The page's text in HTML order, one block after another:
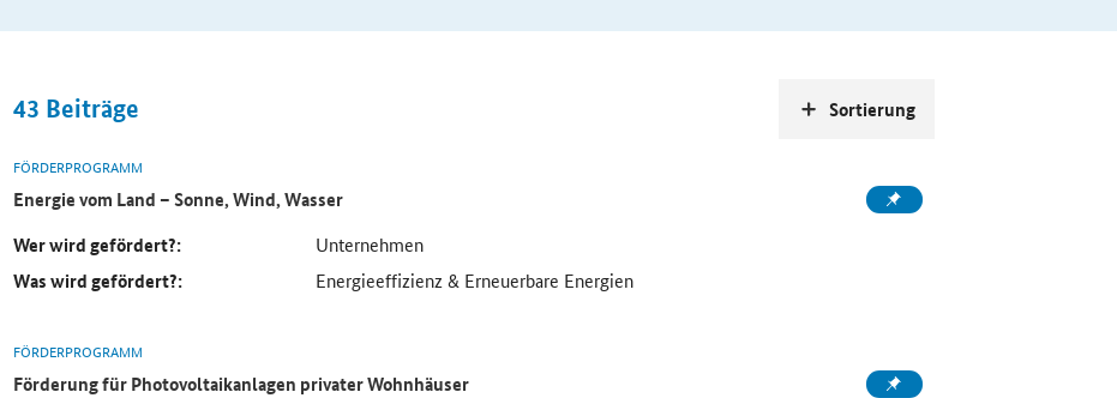
43 Beiträge
FÖRDERPROGRAMM
Energie vom Land – Sonne, Wind, Wasser
Wer wird gefördert?:
Unternehmen
Was wird gefördert?: Energieeffizienz & Erneuerbare Energien
FÖRDERPROGRAMM
Förderung für Photovoltaikanlagen privater Wohnhäuser
Sortierung